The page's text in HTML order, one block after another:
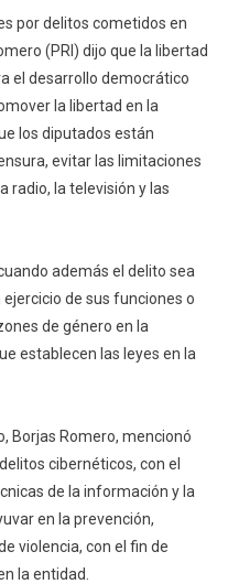
por delitos cometidos en
(PRI) dijo que la libertad
el desarrollo democrático
la libertad en la
los diputados están
evitar las limitaciones
radio, la televisión y las
además el delito sea
de sus funciones o
de género en la
establecen las leyes en la
Borjas Romero, mencionó
cibernéticos, con el
de la información y la
en la prevención,
violencia, con el fin de
la entidad.